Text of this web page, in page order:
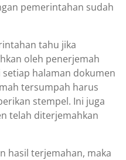
pemerintahan sudah
tahu jika
oleh penerjemah
halaman dokumen
tersumpah harus
stempel. Ini juga
telah diterjemahkan
hasil terjemahan, maka